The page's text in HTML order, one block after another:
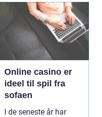
Online casino er
ideel til spil fra
sofaen
I de seneste år har